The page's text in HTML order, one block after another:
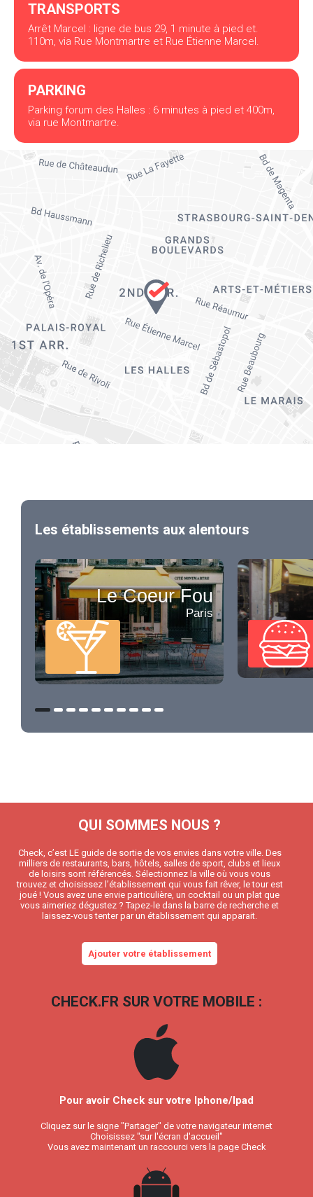
TRANSPORTS
Arrêt Marcel : ligne de bus 29, 1 minute à pied et.
110m, via Rue Montmartre et Rue Étienne Marcel.
PARKING
Parking forum des Halles : 6 minutes à pied et 400m,
via rue Montmartre.
Les établissements aux alentours
Le Coeur Fou
Paris
QUI SOMMES NOUS ?
Check, c’est LE guide de sortie de vos envies dans votre ville. Des
milliers de restaurants, bars, hôtels, salles de sport, clubs et lieux
de loisirs sont référencés. Sélectionnez la ville où vous vous
trouvez et choisissez l’établissement qui vous fait rêver, le tour est
joué ! Vous avez une envie particulière, un cocktail ou un plat que
vous aimeriez dégustez ? Tapez-le dans la barre de recherche et
laissez-vous tenter par un établissement qui apparait.
Ajouter votre établissement
CHECK.FR SUR VOTRE MOBILE :
Pour avoir Check sur votre Iphone/Ipad
Cliquez sur le signe "Partager" de votre navigateur internet
Choisissez "sur l'écran d'accueil"
Vous avez maintenant un raccourci vers la page Check